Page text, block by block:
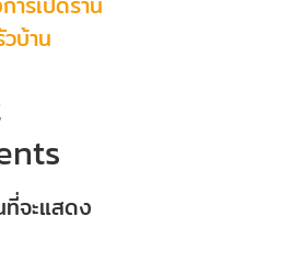
บ้าน
ที่จะแสดง